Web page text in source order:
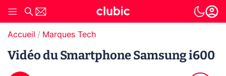
Accueil Marques Tech
Vidéo du Smartphone Samsung i600